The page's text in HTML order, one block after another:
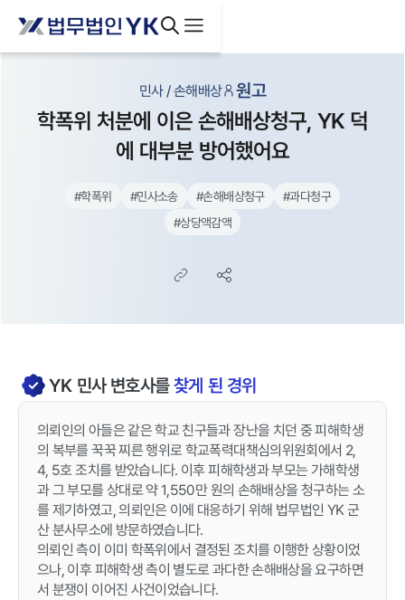
민사 / 손해배상 원고
학폭위 처분에 이은 손해배상청구, YK 덕
에 대부분 방어했어요
#학폭위 #민사소송 #손해배상청구 #과다청구
#상당액감액
YK 민사변호사를찾게 된 경위
의뢰인의 아들은 같은 학교 친구들과 장난을 치던 중 피해학생
의 복부를 꾹꾹 찌른 행위로 학교폭력대책심의위원회에서 2,
4, 5호 조치를 받았습니다. 이후 피해학생과 부모는 가해학생
과 그 부모를 상대로 약 1,550만 원의 손해배상을 청구하는 소
를 제기하였고, 의뢰인은 이에 대응하기 위해 법무법인 YK 군
산 분사무소에 방문하였습니다.
의뢰인 측이 이미 학폭위에서 결정된 조치를 이행한 상황이었
으나, 이후 피해학생 측이 별도로 과다한 손해배상을 요구하면
서 분쟁이 이어진 사건이었습니다.